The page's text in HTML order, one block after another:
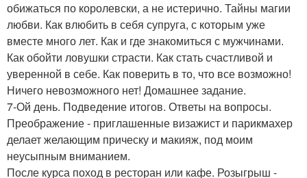
обижаться по королевски, а не истерично. Тайны магии
любви. Как влюбить в себя супруга, с которым уже
вместе много лет. Как и где знакомиться с мужчинами.
Как обойти ловушки страсти. Как стать счастливой и
уверенной в себе. Как поверить в то, что все возможно!
Ничего невозможного нет! Домашнее задание.
7-Ой день. Подведение итогов. Ответы на вопросы.
Преображение - приглашенные визажист и парикмахер
делает желающим прическу и макияж, под моим
неусыпным вниманием.
После курса поход в ресторан или кафе. Розыгрыш -